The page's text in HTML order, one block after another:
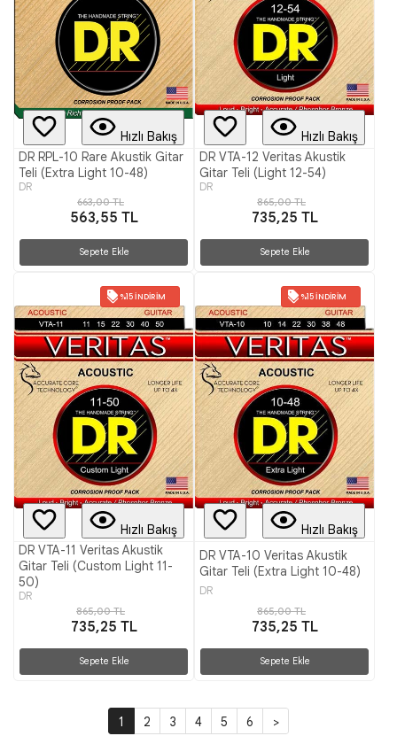
Hızlı Bakış
DR RPL-10 Rare Akustik Gitar
Teli (Extra Light 10-48)
DR
663,00 TL
563,55 TL
Sepete Ekle
Hızlı Bakış
DR VTA-12 Veritas Akustik
Gitar Teli (Light 12-54)
DR
865,00 TL
735,25 TL
Sepete Ekle
%15 İNDIRIM
Hızlı Bakış
DR VTA-11 Veritas Akustik
Gitar Teli (Custom Light 11-
50)
DR
865,00 TL
735,25 TL
Sepete Ekle
%15 İNDIRIM
Hızlı Bakış
DR VTA-10 Veritas Akustik
Gitar Teli (Extra Light 10-48)
DR
865,00 TL
735,25 TL
Sepete Ekle
1 2 3 4 5 6 >